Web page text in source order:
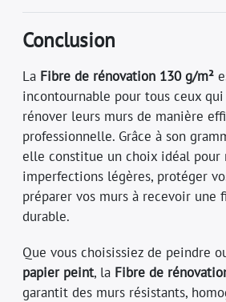
Conclusion
La Fibre de rénovation 130 g/m²
incontournable pour tous ceux
rénover leurs murs de manière
professionnelle. Grâce à son
elle constitue un choix idéal pour
imperfections légères, protéger
préparer vos murs à recevoir une
durable.
Que vous choisissiez de peindre
papier peint, la Fibre de
garantit des murs résistants,